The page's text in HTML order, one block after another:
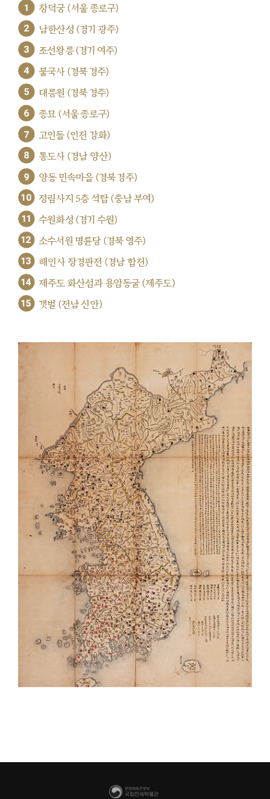
1 창덕궁 (서울 종로구)
2 남한산성 (경기 광주)
3 조선왕릉 (경기 여주)
4 불국사 (경북 경주)
5 대릉원 (경북 경주)
6 종묘 (서울 종로구)
7 고인돌 (인천 강화)
8 통도사 (경남 양산)
9 양동 민속마을 (경북 경주)
10 정림사지 5층 석탑 (충남 부여)
11 수원화성 (경기 수원)
12 소수서원 명륜당 (경북 영주)
13 해인사 장경판전 (경남 합천)
14 제주도 화산섬과 용암동굴 (제주도)
15 갯벌 (전남 신안)